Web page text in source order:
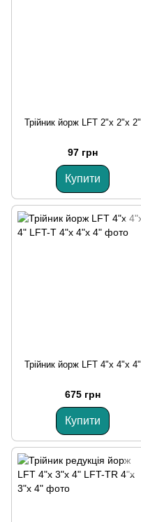
Трійник йорж LFT 2"х 2"х 2"
97 грн
Купити
Трійник йорж LFT 4"х 4"х 4"
675 грн
Купити